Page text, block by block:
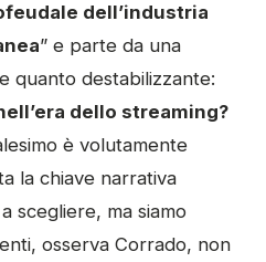
dell’industria
” e parte da una
quanto destabilizzante:
dello streaming?
è volutamente
la chiave narrativa
scegliere, ma siamo
osserva Corrado, non